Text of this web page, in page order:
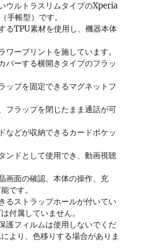
ウルトラスリムタイプのXperia
手帳型）です。
るTPU素材を使用し、機器本体
ープリントを施しています。
バーする横開きタイプのフラッ
ップを固定できるマグネットフ
フラップを閉じたまま通話が可
などが収納できるカードポケッ
ンドとして使用でき、動画視聴
画面の確認、本体の操作、充
です。
るストラップホールが付いてい
付属していません。
護フィルムは使用しないでくだ
より、色移りする場合がありま